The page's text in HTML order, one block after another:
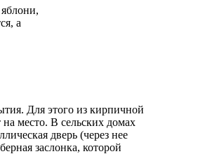
а
Для этого из кирпичной
место. В сельских домах
дверь (через нее
заслонка, которой